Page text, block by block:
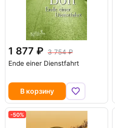
1 877
3 754
Ende einer Dienstfahrt
В корзину
-50%